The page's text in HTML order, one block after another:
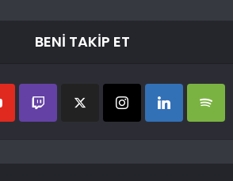
BENI TAKIP ET